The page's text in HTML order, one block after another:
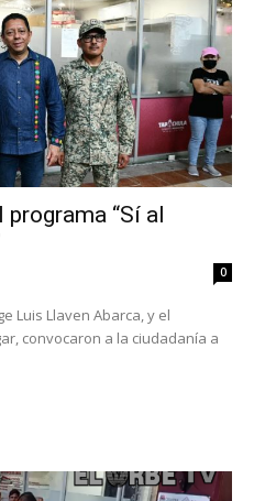
“Sí al
0
Luis Llaven Abarca, y el
convocaron a la ciudadanía a